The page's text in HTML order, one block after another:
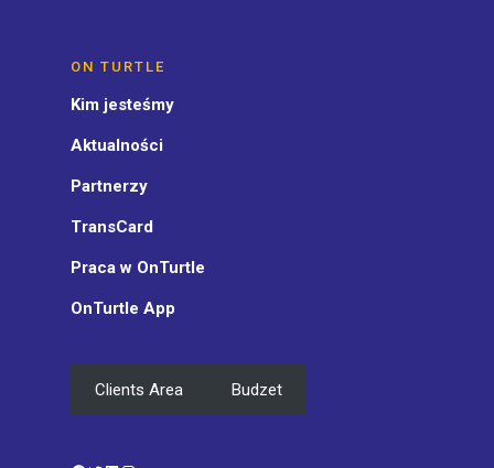
ON TURTLE
Kim jesteśmy
Aktualności
Partnerzy
TransCard
Praca w OnTurtle
OnTurtle App
Clients Area Budzet
Facebook
TwitterLinkedIn